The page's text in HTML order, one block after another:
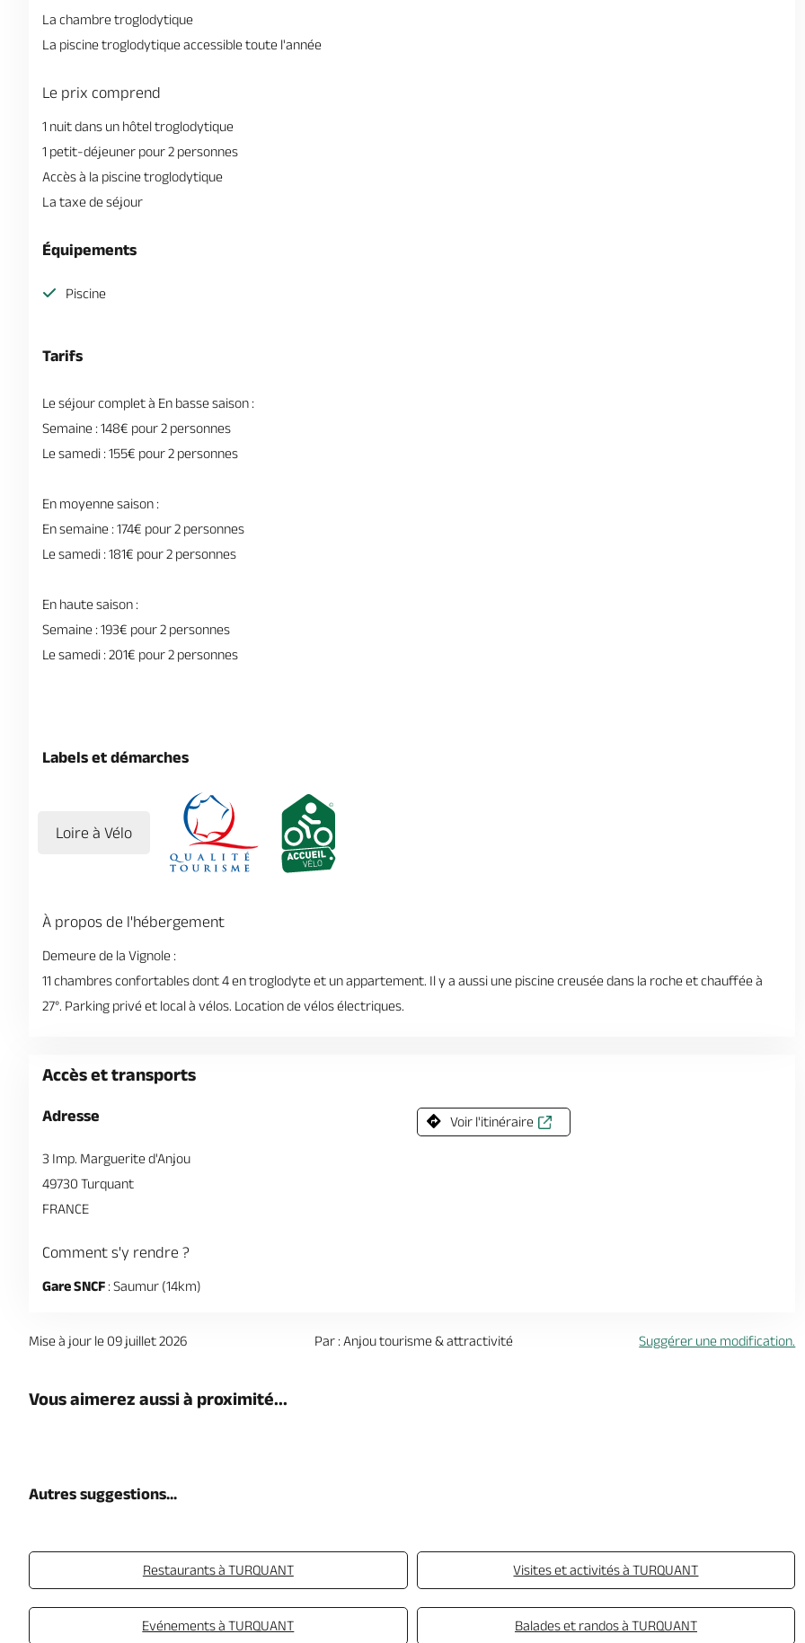
La chambre troglodytique
La piscine troglodytique accessible toute l'année
Le prix comprend
1 nuit dans un hôtel troglodytique
1 petit-déjeuner pour 2 personnes
Accès à la piscine troglodytique
La taxe de séjour
Équipements
Piscine
Tarifs
Le séjour complet à En basse saison :
Semaine : 148€ pour 2 personnes
Le samedi : 155€ pour 2 personnes
En moyenne saison :
En semaine : 174€ pour 2 personnes
Le samedi : 181€ pour 2 personnes
En haute saison :
Semaine : 193€ pour 2 personnes
Le samedi : 201€ pour 2 personnes
Labels et démarches
Loire à Vélo
À propos de l'hébergement
Demeure de la Vignole :
11 chambres confortables dont 4 en troglodyte et un appartement. Il y a aussi une piscine creusée dans la roche et chauffée à
27°. Parking privé et local à vélos. Location de vélos électriques.
Accès et transports
Adresse
3 Imp. Marguerite d'Anjou
49730 Turquant
FRANCE
Voir l'itinéraire
Comment s'y rendre ?
Gare SNCF : Saumur (14km)
Mise à jour le 09 juillet 2026 Par : Anjou tourisme & attractivité Suggérer une modification.
Vous aimerez aussi à proximité...
Autres suggestions...
Restaurants à TURQUANT Visites et activités à TURQUANT
Evénements à TURQUANT Balades et randos à TURQUANT